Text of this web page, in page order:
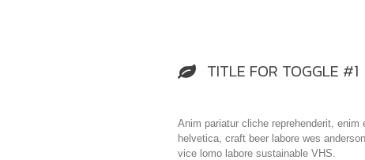
TITLE FOR TOGGLE #1
Anim pariatur cliche reprehenderit,
helvetica, craft beer labore wes
vice lomo labore sustainable VHS.